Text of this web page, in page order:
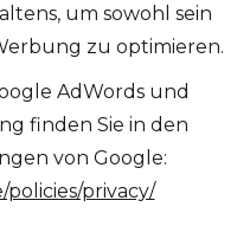
um sowohl sein
zu optimieren.
AdWords und
finden Sie in den
von Google:
privacy/